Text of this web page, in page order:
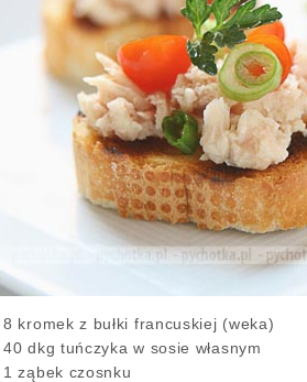
8 kromek z bułki francuskiej (weka)
40 dkg tuńczyka w sosie własnym
1 ząbek czosnku